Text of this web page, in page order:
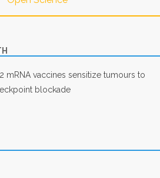
mRNA vaccines sensitize tumours to
blockade